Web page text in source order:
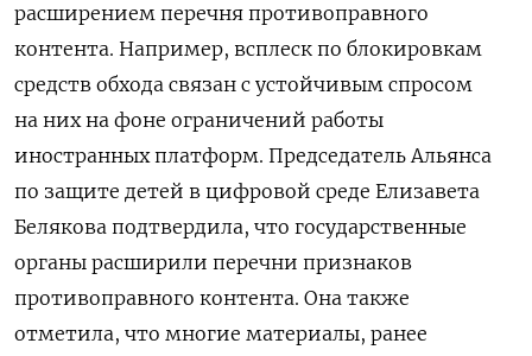
расширением перечня противоправного
контента. Например, всплеск по блокировкам
средств обхода связан с устойчивым спросом
на них на фоне ограничений работы
иностранных платформ. Председатель Альянса
по защите детей в цифровой среде Елизавета
Белякова подтвердила, что государственные
органы расширили перечни признаков
противоправного контента. Она также
отметила, что многие материалы, ранее